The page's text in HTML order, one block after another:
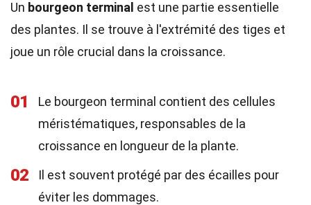
Un bourgeon terminal est une partie essentielle
des plantes. Il se trouve à l'extrémité des tiges et
joue un rôle crucial dans la croissance.
01
Le bourgeon terminal contient des cellules
méristématiques, responsables de la
croissance en longueur de la plante.
02
Il est souvent protégé par des écailles pour
éviter les dommages.